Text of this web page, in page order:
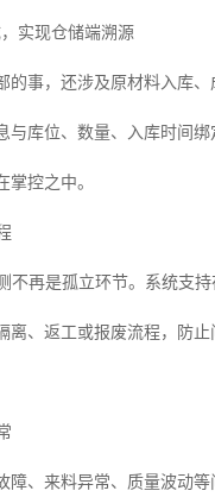
实现仓储端溯源
的事，还涉及原材料入库
与库位、数量、入库时间
掌控之中。
不再是孤立环节。系统支
离、返工或报废流程，防
障、来料异常、质量波动